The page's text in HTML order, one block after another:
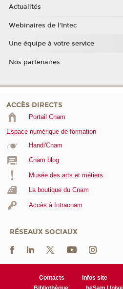
Actualités
Webinaires de l'Intec
Une équipe à votre service
Nos partenaires
ACCÈS DIRECTS
Portail Cnam
Espace numérique de formation
Handi'Cnam
Cnam blog
Musée des arts et métiers
La boutique du Cnam
Accès à Intracnam
RÉSEAUX SOCIAUX
Contacts Infos site